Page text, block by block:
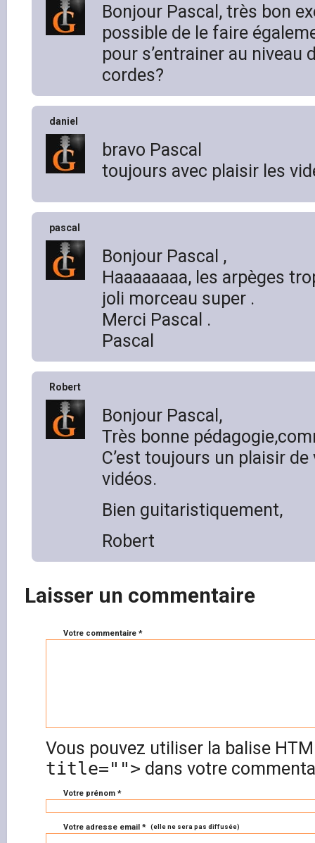
Bonjour Pascal, très bon
possible de le faire
pour s’entrainer au niveau
cordes?
daniel
bravo Pascal
toujours avec plaisir les
pascal
Bonjour Pascal ,
Haaaaaaaa, les arpèges
joli morceau super .
Merci Pascal .
Pascal
Robert
Bonjour Pascal,
Très bonne
C’est toujours un plaisir
vidéos.
Bien guitaristiquement,
Robert
Laisser un commentaire
Votre commentaire *
Vous pouvez utiliser la balise
title=""> dans votre
Votre prénom *
Votre adresse email * (elle ne sera pas diffusée)